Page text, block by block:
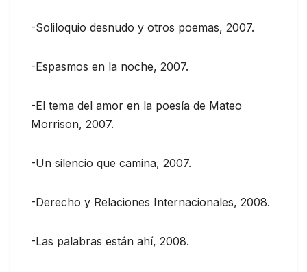
-Soliloquio desnudo y otros poemas, 2007.
-Espasmos en la noche, 2007.
-El tema del amor en la poesía de Mateo
Morrison, 2007.
-Un silencio que camina, 2007.
-Derecho y Relaciones Internacionales, 2008.
-Las palabras están ahí, 2008.